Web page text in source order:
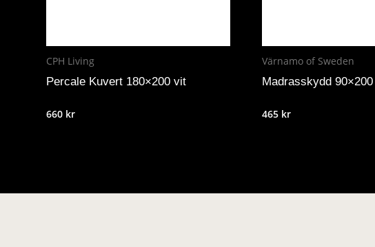
CPH Living
Percale Kuvert 180×200 vit
660 kr
Värnamo of Sweden
Madrasskydd 90×200
465 kr